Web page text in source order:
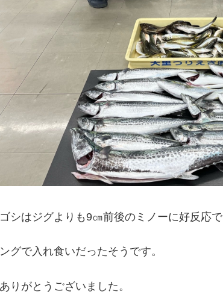
シはジグよりも9㎝前後のミノーに好反応で
グで入れ食いだったそうです。
りがとうございました。